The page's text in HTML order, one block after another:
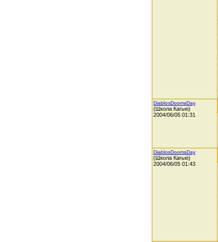
DiablosDoomsDay
(Школа Кагью)
2004/06/05 01:31
DiablosDoomsDay
(Школа Кагью)
2004/06/05 01:43